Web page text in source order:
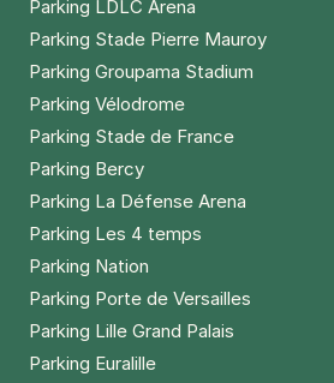
Parking LDLC Arena
Parking Stade Pierre Mauroy
Parking Groupama Stadium
Parking Vélodrome
Parking Stade de France
Parking Bercy
Parking La Défense Arena
Parking Les 4 temps
Parking Nation
Parking Porte de Versailles
Parking Lille Grand Palais
Parking Euralille